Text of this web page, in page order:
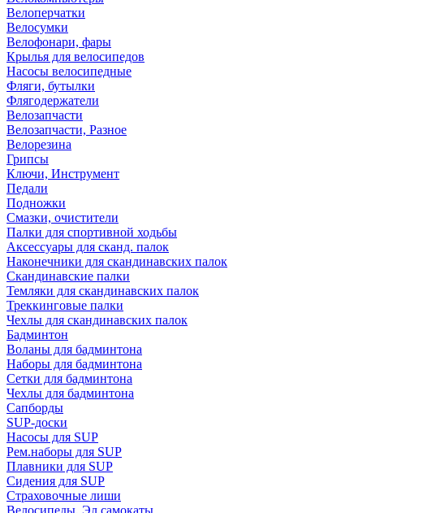
Велоперчатки
Велосумки
Велофонари, фары
Крылья для велосипедов
Насосы велосипедные
Фляги, бутылки
Флягодержатели
Велозапчасти
Велозапчасти, Разное
Велорезина
Грипсы
Ключи, Инструмент
Педали
Подножки
Смазки, очистители
Палки для спортивной ходьбы
Аксессуары для сканд. палок
Наконечники для скандинавских палок
Скандинавские палки
Темляки для скандинавских палок
Треккинговые палки
Чехлы для скандинавских палок
Бадминтон
Воланы для бадминтона
Наборы для бадминтона
Сетки для бадминтона
Чехлы для бадминтона
Сапборды
SUP-доски
Насосы для SUP
Рем.наборы для SUP
Плавники для SUP
Сидения для SUP
Страховочные лиши
Велосипеды, Эл.самокаты